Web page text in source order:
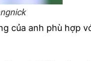
của anh phù hợp